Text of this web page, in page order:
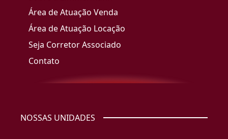
Área de Atuação Venda
Área de Atuação Locação
Seja Corretor Associado
Contato
NOSSAS UNIDADES